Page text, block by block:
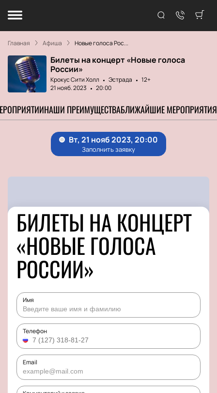
Главная Афиша Новые голоса Рос...
Билеты на концерт «Новые голоса
России»
Крокус Сити Холл Эстрада
12+
21 нояб. 2023
20:00
НАШИ ПРЕИМУЩЕСТВАБЛИЖАЙШИЕ МЕРОПРИЯТИЯ
БИЛЕТЫ НА КОНЦЕРТ
«НОВЫЕ ГОЛОСА
РОССИИ»
Имя
Телефон
Email